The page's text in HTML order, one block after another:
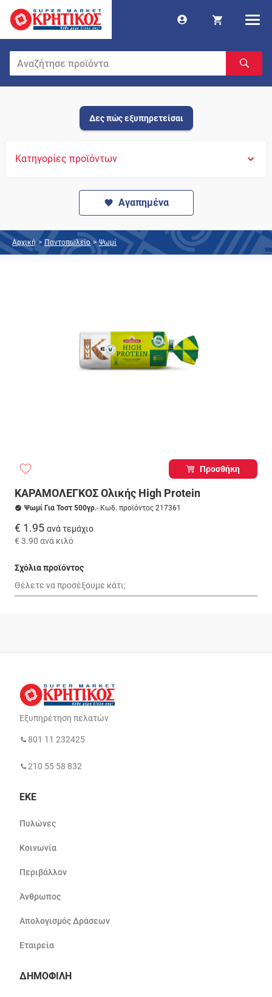
Δες πώς εξυπηρετείσαι
Κατηγορίες προϊόντων
Αγαπημένα
Αρχική > Παντοπωλείο > Ψωμί
Προσθήκη
ΚΑΡΑΜΟΛΕΓΚΟΣ Ολικής High Protein
Ψωμί Για Τοστ 500γρ.- Κωδ. προϊόντος 217361
€ 1.95 ανά τεμάχιο
€ 3.90 ανά κιλό
Σχόλια προϊόντος
Εξυπηρέτηση πελατών
801 11 232425
210 55 58 832
ΕΚΕ
Πυλώνες
Κοινωνία
Περιβάλλον
Άνθρωπος
Απολογισμός Δράσεων
Εταιρεία
ΔΗΜΟΦΙΛΗ